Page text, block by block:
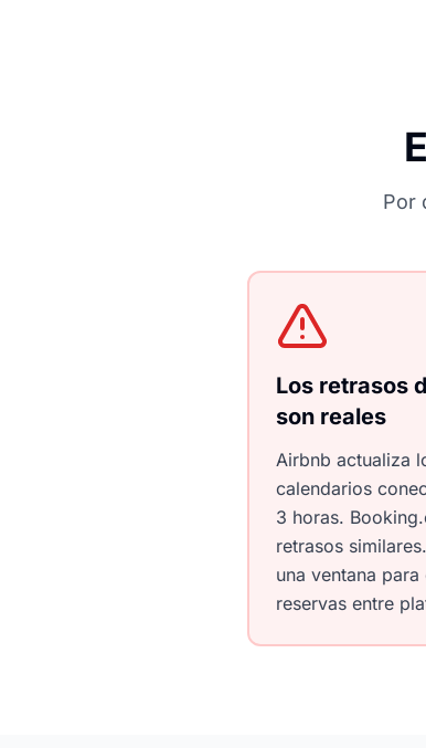
Por
Los retrasos
son reales
Airbnb actualiza
calendarios
3 horas.
retrasos
una ventana
reservas entre